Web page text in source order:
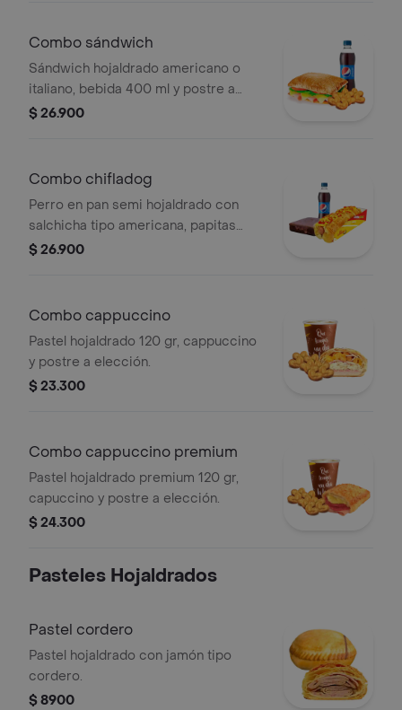
Combo sándwich
Sándwich hojaldrado americano o
italiano, bebida 400 ml y postre a
elección
$ 26.900
Combo chifladog
Perro en pan semi hojaldrado con
salchicha tipo americana, papitas
fósforo, salsas, bebida 400 ml y
$ 26.900
Combo cappuccino
Pastel hojaldrado 120 gr, cappuccino
y postre a elección.
$ 23.300
Combo cappuccino premium
Pastel hojaldrado premium 120 gr,
capuccino y postre a elección.
$ 24.300
Pasteles Hojaldrados
Pastel cordero
Pastel hojaldrado con jamón tipo
cordero.
$ 8900